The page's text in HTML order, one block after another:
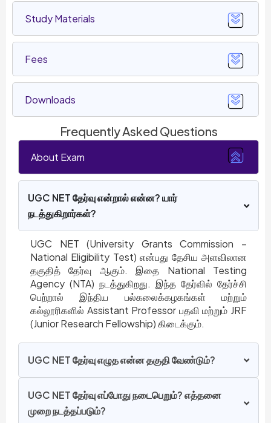
Study Materials
Fees
Downloads
Frequently Asked Questions
About Exam
UGC NET தேர்வு என்றால் என்ன? யார்
நடத்துகிறார்கள்?
UGC NET (University Grants Commission –
National Eligibility Test) என்பது தேசிய அளவிலான
தகுதித் தேர்வு ஆகும். இதை National Testing
Agency (NTA) நடத்துகிறது. இந்த தேர்வில் தேர்ச்சி
பெற்றால் இந்திய பல்கலைக்கழகங்கள் மற்றும்
கல்லூரிகளில் Assistant Professor பதவி மற்றும் JRF
(Junior Research Fellowship) கிடைக்கும்.
UGC NET தேர்வு எழுத என்ன தகுதி வேண்டும்?
UGC NET தேர்வு எப்போது நடைபெறும்? எத்தனை
முறை நடத்தப்படும்?